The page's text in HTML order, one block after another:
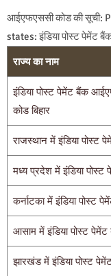
आईएफएससी कोड की सूची:
states: इंडिया पोस्ट पेमेंट
राज्य का नाम
इंडिया पोस्ट पेमेंट बैंक
कोड बिहार
राजस्थान में इंडिया पोस्ट
मध्य प्रदेश में इंडिया पोस्ट
कर्नाटका में इंडिया पोस्ट
आसाम में इंडिया पोस्ट
झारखंड में इंडिया पोस्ट